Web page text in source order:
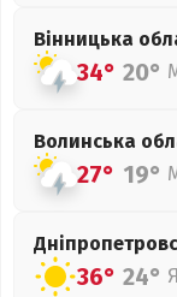
Вінницька
34° 20°
Волинська
27° 19°
36° 24°